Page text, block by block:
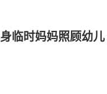
临时妈妈照顾幼儿